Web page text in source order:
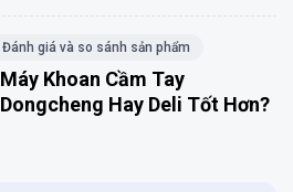
Đánh giá và so sánh sản phẩm
Máy Khoan Cầm Tay
Dongcheng Hay Deli Tốt Hơn?